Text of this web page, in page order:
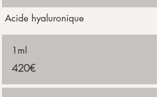
Acide hyaluronique
1ml
420€